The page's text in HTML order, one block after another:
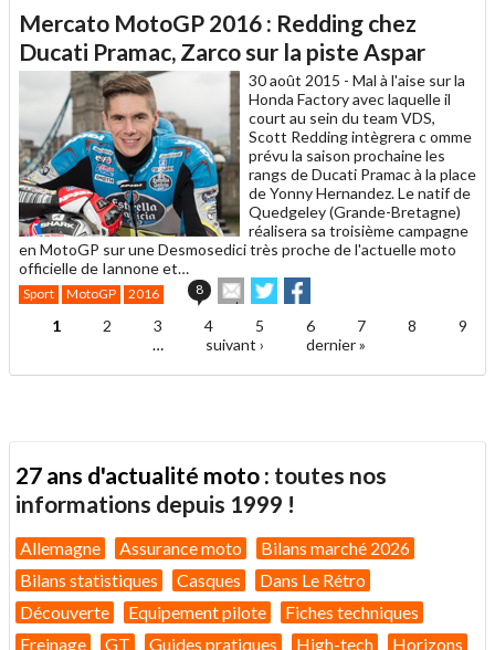
à
un
ami
Mercato MotoGP 2016 : Redding chez
Ducati Pramac, Zarco sur la piste Aspar
30 août 2015 - Mal à l'aise sur la
Honda Factory avec laquelle il
court au sein du team VDS,
Scott Redding intègrera c omme
prévu la saison prochaine les
rangs de Ducati Pramac à la place
de Yonny Hernandez. Le natif de
Quedgeley (Grande-Bretagne)
réalisera sa troisième campagne
en MotoGP sur une Desmosedici très proche de l'actuelle moto
officielle de Iannone et…
Sport MotoGP 2016 8
Envoyer
cet
article
à
ami
Partager
sur
Twitter
sur
Facebook
Pages
1 2 3 4 5 6 7 8
9
…
suivant › dernier »
27 ans d'actualité moto : toutes nos
informations depuis 1999 !
Allemagne Assurance moto
Bilans marché 2026
Bilans statistiques
Casques
Dans Le Rétro
Découverte
Equipement pilote
Fiches techniques
Freinage
GT Guides pratiques High-tech Horizons